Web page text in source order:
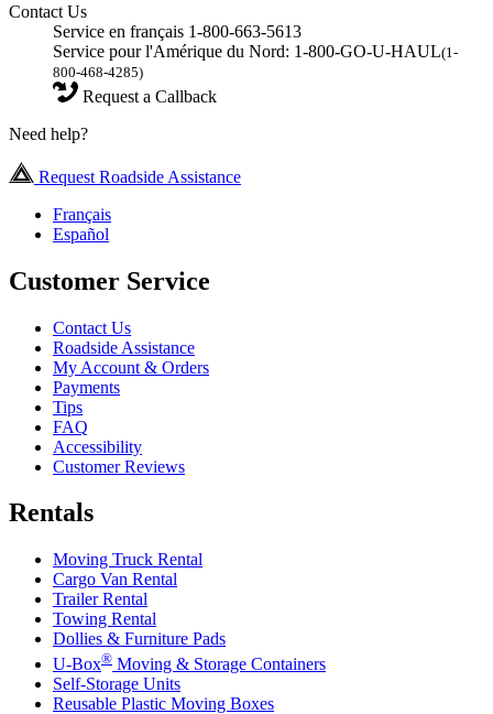
Contact Us
Service en français 1-800-663-5613
Service pour l'Amérique du Nord: 1-800-GO-U-HAUL(1-
800-468-4285)
Request a Callback
Need help?
Request Roadside Assistance
Français
Español
Customer Service
Contact Us
Roadside Assistance
My Account & Orders
Payments
Tips
FAQ
Accessibility
Customer Reviews
Rentals
Moving Truck Rental
Cargo Van Rental
Trailer Rental
Towing Rental
Dollies & Furniture Pads
U-Box® Moving & Storage Containers
Self-Storage Units
Reusable Plastic Moving Boxes